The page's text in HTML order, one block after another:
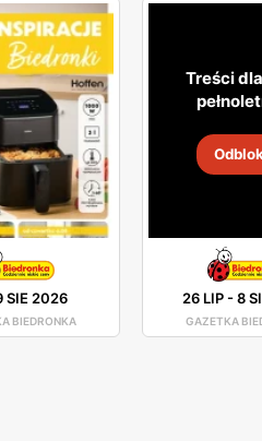
dostępna dla milionów
domu. Firma stawia na
miejsc zakupów
najwyższą jakość i
SIE 2026
BIEDRONKA
Treści
26 LIP-8
GAZETKA